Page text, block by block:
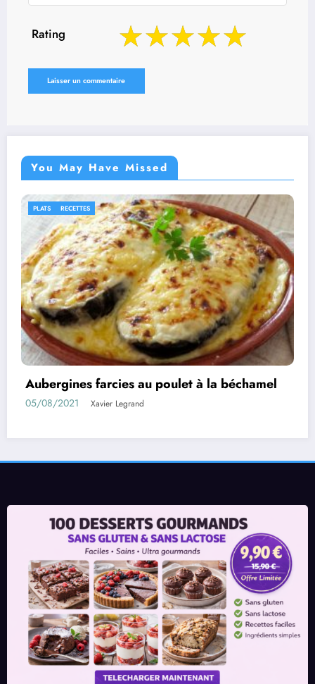
Rating
You May Have Missed
IDÉES RECETTES RECETTES
Rouleaux d’aubergines farcies
01/08/2021 Xavier Legrand